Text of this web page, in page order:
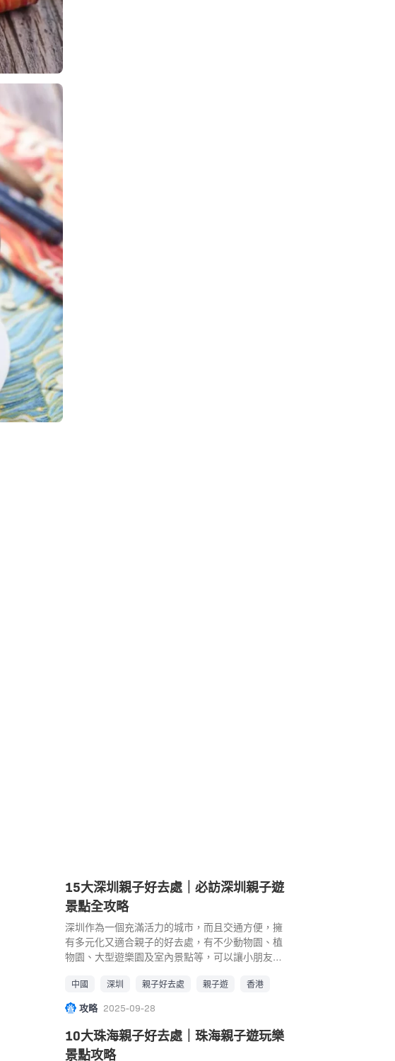
15大深圳親子好去處｜必訪深圳親子遊
景點全攻略
深圳作為一個充滿活力的城市，而且交通方便，擁
有多元化又適合親子的好去處，有不少動物園、植
物園、大型遊樂園及室內景點等，可以讓小朋友盡
個週末與小朋友來一趟快閃的親子遊之旅。 深圳親
子自由行推介 深圳親子好去處｜1. 深圳teamLab 共
創！未來園 近年於深圳新落成，位於福田區濱海大
道的中洲灣C Future City內，就開設了常設館
「teamLab共創！未來園」，邀請到日本teamLab
中國 深圳 親子好去處 親子遊 香港
攻略 2025-09-28
10大珠海親子好去處｜珠海親子遊玩樂
景點攻略